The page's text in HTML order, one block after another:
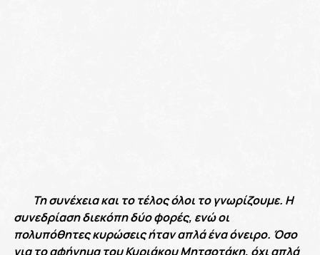
Τη συνέχεια και το τέλος όλοι το γνωρίζουμε. Η
συνεδρίαση διεκόπη δύο φορές, ενώ οι
πολυπόθητες κυρώσεις ήταν απλά ένα όνειρο. Όσο
για το αφήγημα του Κυριάκου Μητσοτάκη, όχι απλά